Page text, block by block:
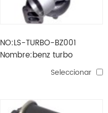
NO:LS-TURBO-BZ001
Nombre:benz turbo
Seleccionar